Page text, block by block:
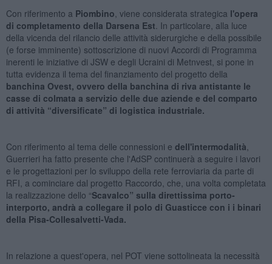
Con riferimento a Piombino , viene considerata strategica l'opera
di completamento della Darsena Est . In particolare, alla luce
della vicenda del rilancio delle attività siderurgiche e della possibile
(e forse imminente) sottoscrizione di nuovi Accordi di Programma
inerenti le iniziative di JSW e degli Ucraini di Metnvest, si pone in
tutta evidenza il tema del finanziamento del progetto della
banchina Ovest, ovvero della banchina di riva antistante le
casse di colmata a servizio delle due aziende e del comparto
di attività “diversificate” di logistica industriale.
Con riferimento al tema delle connessioni e dell'intermodalità
Guerrieri ha fatto presente che l'AdSP continuerà a seguire i lavori
e le progettazioni per lo sviluppo della rete ferroviaria da parte di
RFI, a cominciare dal progetto Raccordo, che, una volta completata
la realizzazione dello “Scavalco” sulla direttissima porto-
interporto, andrà a collegare il polo di Guasticce con i i binari
della Pisa-Collesalvetti-Vada.
In relazione a quest'opera, nel POT viene sottolineata la necessità